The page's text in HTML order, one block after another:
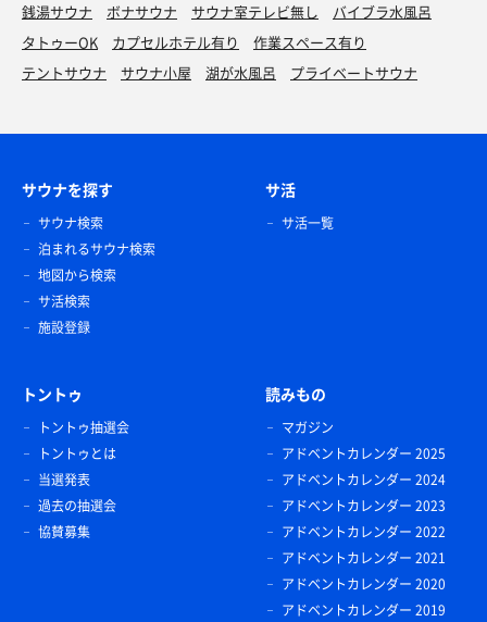
銭湯サウナ
ボナサウナ サウナ室テレビ無し
バイブラ水風呂
タトゥーOK
カプセルホテル有り
作業スペース有り
テントサウナ
サウナ小屋 湖が水風呂 プライベートサウナ
サウナを探す
サウナ検索
泊まれるサウナ検索
地図から検索
サ活検索
施設登録
サ活
サ活一覧
トントゥ
トントゥ抽選会
トントゥとは
当選発表
過去の抽選会
協賛募集
読みもの
マガジン
アドベントカレンダー 2025
アドベントカレンダー 2024
アドベントカレンダー 2023
アドベントカレンダー 2022
アドベントカレンダー 2021
アドベントカレンダー 2020
アドベントカレンダー 2019